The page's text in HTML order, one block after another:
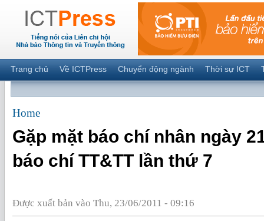
Trang chủ Về ICTPress Chuyển động ngành Thời sự ICT
Home
Gặp mặt báo chí nhân ngày
báo chí TT&TT lần thứ 7
Được xuất bản vào Thu, 23/06/2011 - 09:16